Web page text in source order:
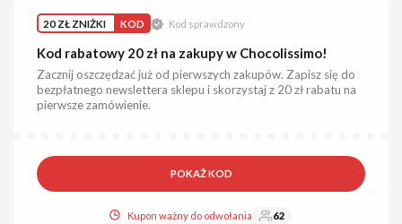
20 ZŁ ZNIŻKI KOD Kod sprawdzony
Kod rabatowy 20 zł na zakupy w Chocolissimo!
Zacznij oszczędzać już od pierwszych zakupów. Zapisz się do
bezpłatnego newslettera sklepu i skorzystaj z 20 zł rabatu na
pierwsze zamówienie.
POKAŻ KOD
Kupon ważny do odwołania 62